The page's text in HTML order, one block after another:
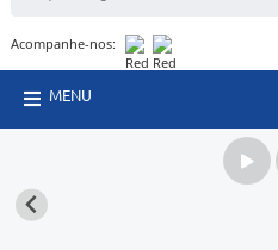
Acompanhe-nos:
MENU